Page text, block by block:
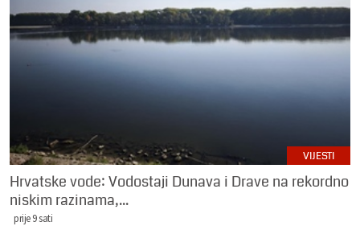
VIJESTI
Hrvatske vode: Vodostaji Dunava i Drave na rekordno
niskim razinama,...
prije 9 sati